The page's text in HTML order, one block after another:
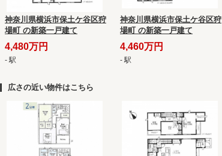
神奈川県横浜市保土ケ谷区狩
場町 の新築一戸建て
4,480万円
- 駅
神奈川県横浜市保土ケ谷区狩
場町 の新築一戸建て
4,460万円
- 駅
広さの近い物件はこちら